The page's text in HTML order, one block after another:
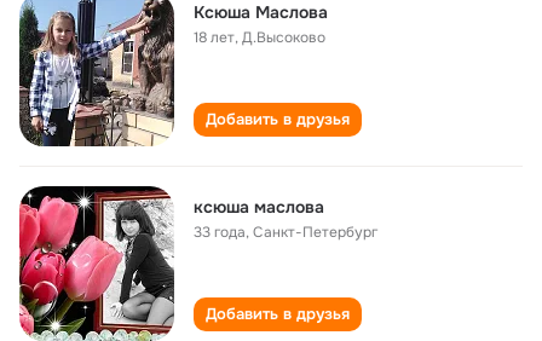
Ксюша Маслова
18 лет,Д.Высоково
Добавить в друзья
ксюша маслова
33 года,Санкт-Петербург
Добавить в друзья